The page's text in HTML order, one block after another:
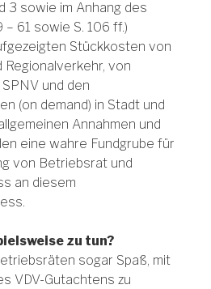
3 sowie im Anhang des
– 61 sowie S. 106 ff.)
Stückkosten von
Regionalverkehr, von
und den
(on demand) in Stadt und
Annahmen und
eine wahre Fundgrube für
von Betriebsrat und
an diesem
zu tun?
sogar Spaß, mit
VDV-Gutachtens zu